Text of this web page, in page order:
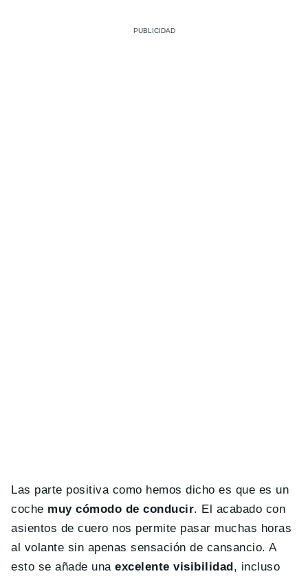
Las parte positiva como hemos dicho es que es un
coche muy cómodo de conducir. El acabado con
asientos de cuero nos permite pasar muchas horas
al volante sin apenas sensación de cansancio. A
esto se añade unaexcelente visibilidad, incluso